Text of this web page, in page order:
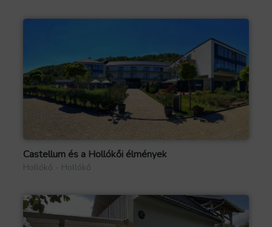
Castellum és a Hollókői élmények
Hollókő - Hollókő